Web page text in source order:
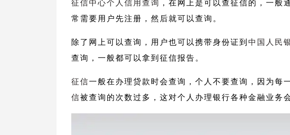
征信中心个人信用查询 ，在网上是可以查征信的，一般
常需要用户先注册，然后就可以查询。
除了网上可以查询，用户也可以携带身份证到 中国人民
查询，一般都可以拿到征信报告。
征信一般在办理贷款时会查询，个人不要查询，因为每
信被查询的次数过多，这对个人办理银行各种金融业务